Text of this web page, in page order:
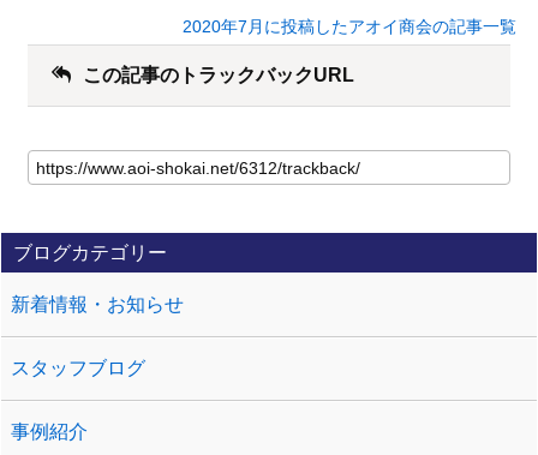
2020年7月に投稿したアオイ商会の記事一覧
この記事のトラックバックURL
ブログカテゴリー
新着情報・お知らせ
スタッフブログ
事例紹介